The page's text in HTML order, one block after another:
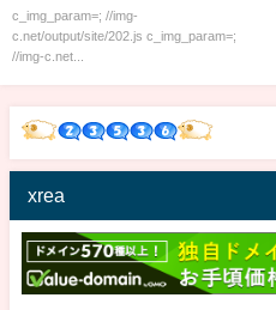
c_img_param=; //img-
c.net/output/site/202.js c_img_param=;
//img-c.net...
xrea